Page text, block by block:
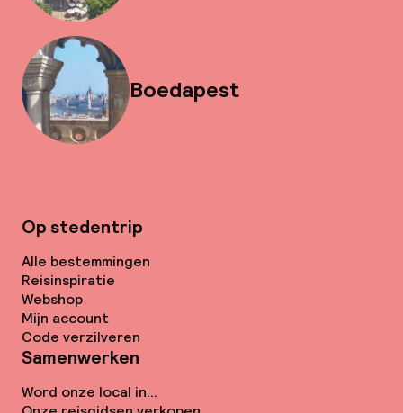
Boedapest
Op stedentrip
Alle bestemmingen
Reisinspiratie
Webshop
Mijn account
Code verzilveren
Samenwerken
Word onze local in...